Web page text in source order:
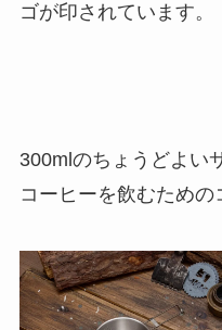
ゴが印されています。
300mlのちょうどよい
コーヒーを飲むための